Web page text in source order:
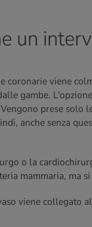
un
coronarie viene
gambe.
prese solo
anche senza
o la
mammaria, ma
viene